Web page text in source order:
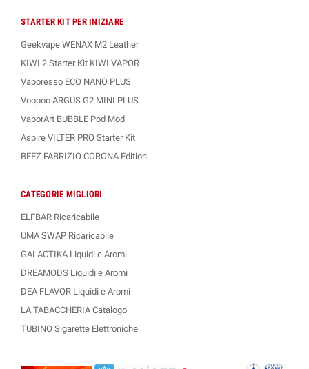
STARTER KIT PER INIZIARE
Geekvape WENAX M2 Leather
KIWI 2 Starter Kit KIWI VAPOR
Vaporesso ECO NANO PLUS
Voopoo ARGUS G2 MINI PLUS
VaporArt BUBBLE Pod Mod
Aspire VILTER PRO Starter Kit
BEEZ FABRIZIO CORONA Edition
CATEGORIE MIGLIORI
ELFBAR Ricaricabile
UMA SWAP Ricaricabile
GALACTIKA Liquidi e Aromi
DREAMODS Liquidi e Aromi
DEA FLAVOR Liquidi e Aromi
LA TABACCHERIA Catalogo
TUBINO Sigarette Elettroniche